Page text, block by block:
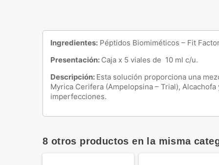
Ingredientes: Péptidos Biomiméticos – Fit
Presentación: Caja x 5 viales de 10 ml c/u.
Descripción: Esta solución proporciona una
Myrica Cerifera (Ampelopsina – Trial),
imperfecciones.
8 otros productos en la misma